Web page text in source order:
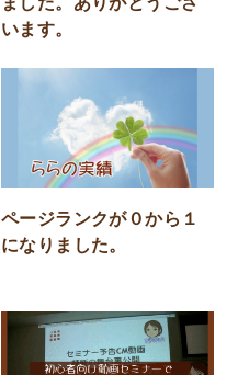
います。
ページランクが０から１
になりました。